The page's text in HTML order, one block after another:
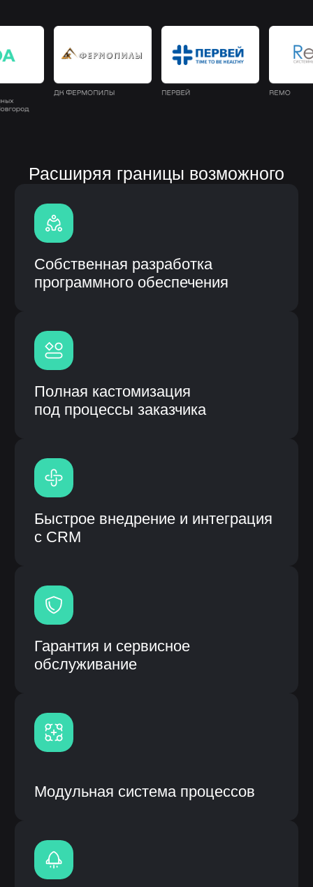
Собственная разработка
Быстрое внедрение и интеграция
с CRM
Модульная система процессов
Высокая скорость работы
системы
Единая система вместо
разрозненных решений
технико-организующая система) –
специализированное прикладное
программное обеспечение,
предназначенное для решения задач
синхронизации, координации, анализа
Описание инф.системы:
Собственная разработка с открытым
Интеграция с системами заказчика
(1С, CRM и др.), а также
оборудованием
Высокое быстродействие